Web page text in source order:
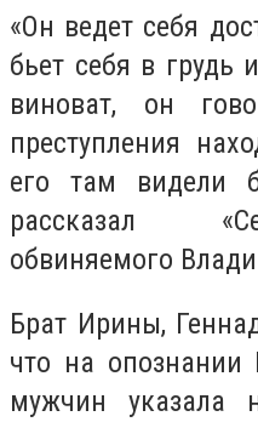
«Он ведет себя
бьет себя в грудь
виноват, он
преступления
его там видели
рассказал
обвиняемого
Брат Ирины,
что на опознании
мужчин